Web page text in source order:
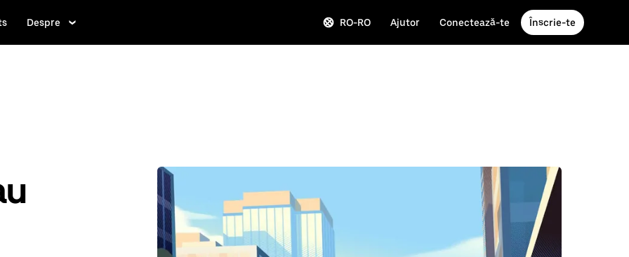
Despre RO-RO Ajutor Conectează-te Înscrie-te